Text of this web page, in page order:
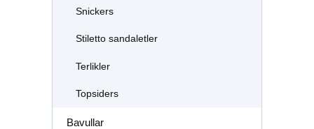
Snickers
Stiletto sandaletler
Terlikler
Topsiders
Bavullar